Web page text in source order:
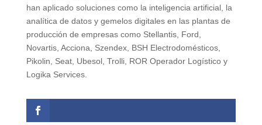
han aplicado soluciones como la inteligencia artificial, la
analítica de datos y gemelos digitales en las plantas de
producción de empresas como Stellantis, Ford,
Novartis, Acciona, Szendex, BSH Electrodomésticos,
Pikolin, Seat, Ubesol, Trolli, ROR Operador Logístico y
Logika Services.